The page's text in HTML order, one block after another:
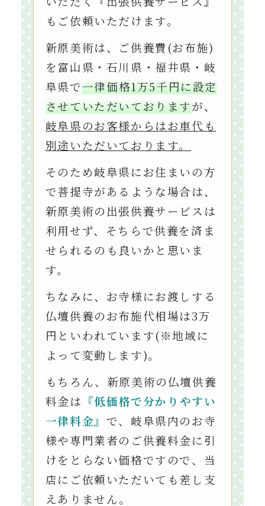
もご依頼いただけます。
新原美術は、ご供養費(お布施)
を富山県・石川県・福井県・岐
阜県で一律価格1万5千円に設定
させていただいておりますが、
岐阜県のお客様からはお車代も
別途いただいております。
そのため岐阜県にお住まいの方
で菩提寺があるような場合は、
新原美術の出張供養サービスは
利用せず、そちらで供養を済ま
せられるのも良いかと思いま
す。
ちなみに、お寺様にお渡しする
仏壇供養のお布施代相場は3万
円といわれています(※地域に
よって変動します)。
もちろん、新原美術の仏壇供養
料金は 『低価格で分かりやすい
一律料金』 で、岐阜県内のお寺
様や専門業者のご供養料金に引
けをとらない価格ですので、当
店にご依頼いただいても差し支
えありません。